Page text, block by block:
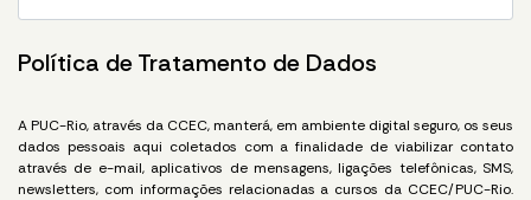
Política de Tratamento de Dados
A PUC-Rio, através da CCEC, manterá, em ambiente digital seguro, os seus
dados pessoais aqui coletados com a finalidade de viabilizar contato
através de e-mail, aplicativos de mensagens, ligações telefônicas, SMS,
newsletters, com informações relacionadas a cursos da CCEC/PUC-Rio.